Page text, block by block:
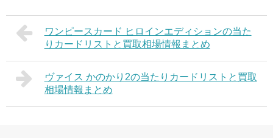
ワンピースカード ヒロインエディションの当た
りカードリストと買取相場情報まとめ
ヴァイス かのかり2の当たりカードリストと買取
相場情報まとめ